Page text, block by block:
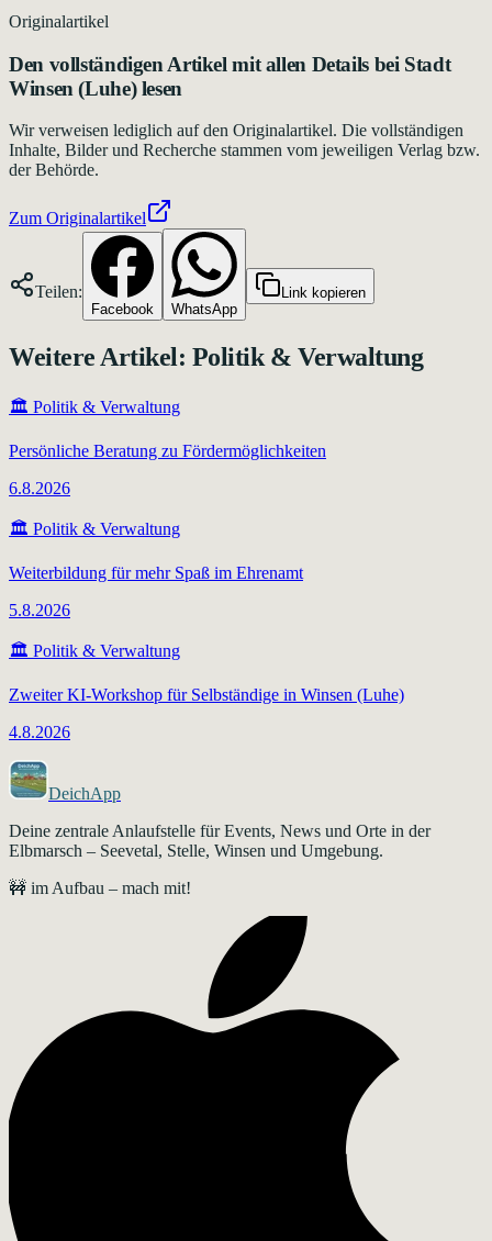
Originalartikel
Den vollständigen Artikel mit allen Details bei Stadt
Winsen (Luhe)lesen
Wir verweisen lediglich auf den Originalartikel. Die vollständigen
Inhalte, Bilder und Recherche stammen vom jeweiligen Verlag bzw.
der Behörde.
Zum Originalartikel
Teilen:
Facebook WhatsApp
Link kopieren
Weitere Artikel: Politik & Verwaltung
🏛️ Politik & Verwaltung
Persönliche Beratung zu Fördermöglichkeiten
6.8.2026
🏛️ Politik & Verwaltung
Weiterbildung für mehr Spaß im Ehrenamt
5.8.2026
🏛️ Politik & Verwaltung
Zweiter KI-Workshop für Selbständige in Winsen (Luhe)
4.8.2026
DeichApp
Deine zentrale Anlaufstelle für Events, News und Orte in der
Elbmarsch – Seevetal, Stelle, Winsen und Umgebung.
🚧 im Aufbau – mach mit!